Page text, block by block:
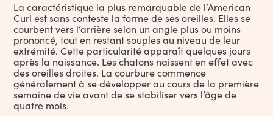
La caractéristique la plus remarquable de l’American
Curl est sans conteste la forme de ses oreilles. Elles se
courbent vers l’arrière selon un angle plus ou moins
prononcé, tout en restant souples au niveau de leur
extrémité. Cette particularité apparaît quelques jours
après la naissance. Les chatons naissent en effet avec
des oreilles droites. La courbure commence
généralement à se développer au cours de la première
semaine de vie avant de se stabiliser vers l’âge de
quatre mois.